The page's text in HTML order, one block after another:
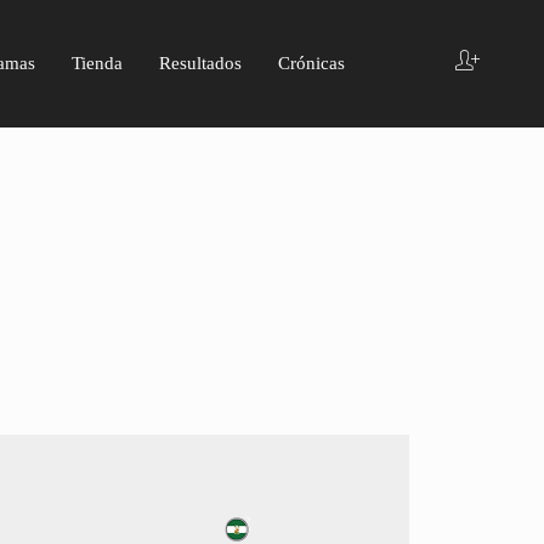
Tienda Resultados Crónicas